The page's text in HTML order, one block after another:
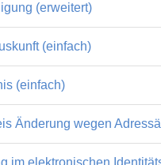
(erweitert)
(einfach)
(einfach)
Änderung wegen
im elektronischen